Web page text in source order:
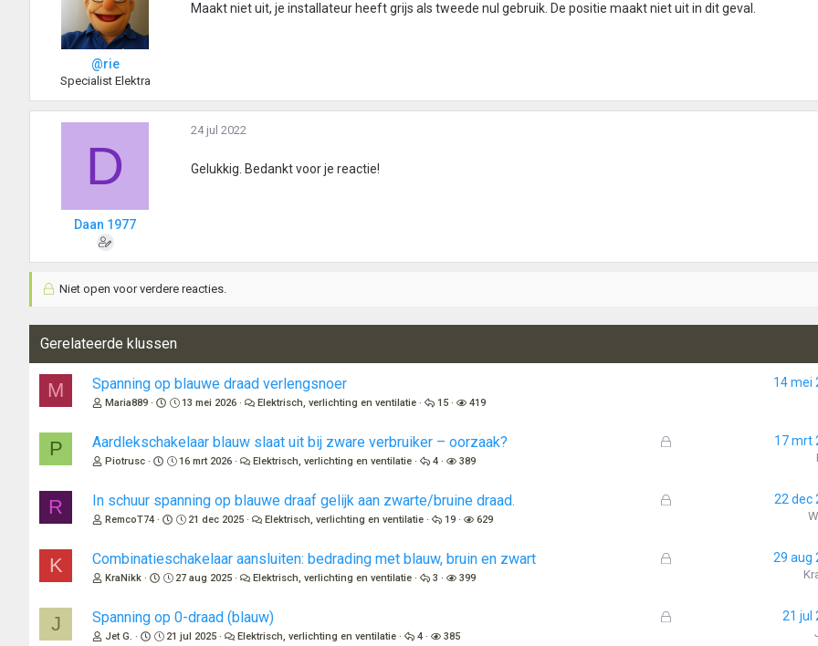
@rie
Specialist Elektra
Maakt niet uit, je installateur heeft grijs als tweede nul gebruik. De positie maakt niet uit in dit geval.
D
Daan 1977
24 jul 2022
Gelukkig. Bedankt voor je reactie!
Niet open voor verdere reacties.
Gerelateerde klussen
M Spanning op blauwe draad verlengsnoer
Maria889 13 mei 2026 Elektrisch, verlichting en ventilatie 15 419
14 mei
P
G
o
n
Aardlekschakelaar blauw slaat uit bij zware verbruiker – oorzaak?
Piotrusc 16 mrt 2026 Elektrisch, verlichting en ventilatie 4 389
17 mrt
R
G
o
n
In schuur spanning op blauwe draaf gelijk aan zwarte/bruine draad.
RemcoT74 21 dec 2025 Elektrisch, verlichting en ventilatie 19 629
22 dec
K
G
o
Combinatieschakelaar aansluiten: bedrading met blauw, bruin en zwart
KraNikk 27 aug 2025 Elektrisch, verlichting en ventilatie 3 399
29 aug
J
G
Spanning op 0-draad (blauw)
Jet G. 21 jul 2025 Elektrisch, verlichting en ventilatie 4 385
21 jul